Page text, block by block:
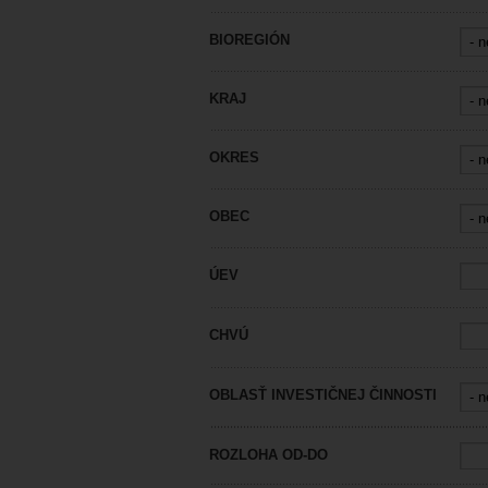
BIOREGIÓN
KRAJ
OKRES
OBEC
ÚEV
CHVÚ
OBLASŤ INVESTIČNEJ ČINNOSTI
ROZLOHA OD-DO